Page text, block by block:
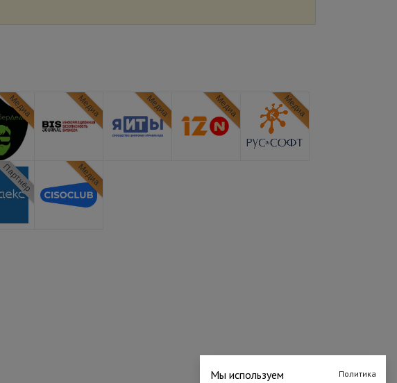
Медиа Медиа Медиа Медиа Медиа
Партнёр Медиа
Мы используем
Политика